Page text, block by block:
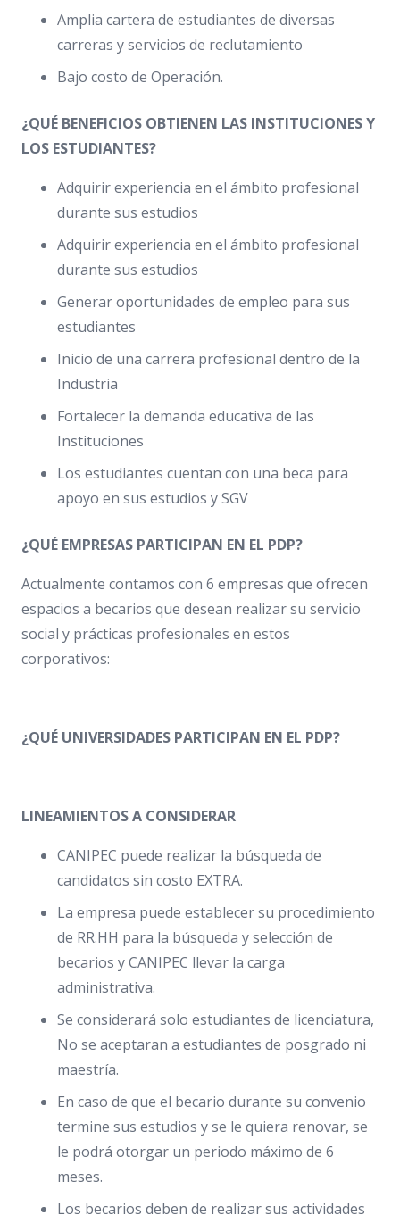
Amplia cartera de estudiantes de diversas
carreras y servicios de reclutamiento
Bajo costo de Operación.
¿QUÉ BENEFICIOS OBTIENEN LAS INSTITUCIONES Y
LOS ESTUDIANTES?
Adquirir experiencia en el ámbito profesional
durante sus estudios
Adquirir experiencia en el ámbito profesional
durante sus estudios
Generar oportunidades de empleo para sus
estudiantes
Inicio de una carrera profesional dentro de la
Industria
Fortalecer la demanda educativa de las
Instituciones
Los estudiantes cuentan con una beca para
apoyo en sus estudios y SGV
¿QUÉ EMPRESAS PARTICIPAN EN EL PDP?
Actualmente contamos con 6 empresas que ofrecen
espacios a becarios que desean realizar su servicio
social y prácticas profesionales en estos
corporativos:
¿QUÉ UNIVERSIDADES PARTICIPAN EN EL PDP?
LINEAMIENTOS A CONSIDERAR
CANIPEC puede realizar la búsqueda de
candidatos sin costo EXTRA.
La empresa puede establecer su procedimiento
de RR.HH para la búsqueda y selección de
becarios y CANIPEC llevar la carga
administrativa.
Se considerará solo estudiantes de licenciatura,
No se aceptaran a estudiantes de posgrado ni
maestría.
En caso de que el becario durante su convenio
termine sus estudios y se le quiera renovar, se
le podrá otorgar un periodo máximo de 6
meses.
Los becarios deben de realizar sus actividades